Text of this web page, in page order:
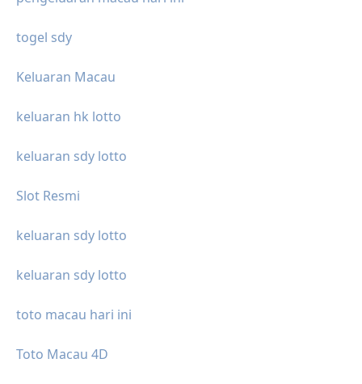
togel sdy
Keluaran Macau
keluaran hk lotto
keluaran sdy lotto
Slot Resmi
keluaran sdy lotto
keluaran sdy lotto
toto macau hari ini
Toto Macau 4D